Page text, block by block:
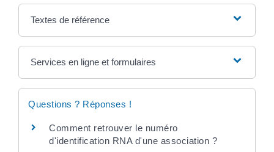
Textes de référence
Services en ligne et formulaires
Questions ? Réponses !
Comment retrouver le numéro
d'identification RNA d'une association ?